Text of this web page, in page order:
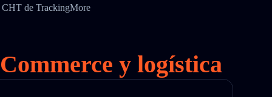
CHT de TrackingMore
y logística